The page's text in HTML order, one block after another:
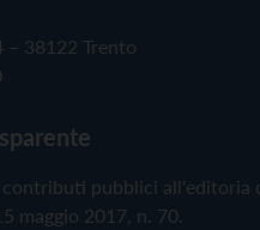
– 38122 Trento
contributi pubblici all'editoria
maggio 2017, n. 70.